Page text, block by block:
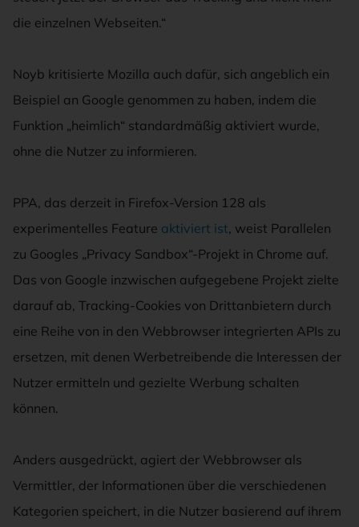
die einzelnen Webseiten.“
Noyb kritisierte Mozilla auch dafür, sich angeblich ein
Beispiel an Google genommen zu haben, indem die
Funktion „heimlich“ standardmäßig aktiviert wurde,
ohne die Nutzer zu informieren.
PPA, das derzeit in Firefox-Version 128 als
experimentelles Feature aktiviert ist, weist Parallelen
zu Googles „Privacy Sandbox“-Projekt in Chrome auf.
Das von Google inzwischen aufgegebene Projekt zielte
darauf ab, Tracking-Cookies von Drittanbietern durch
eine Reihe von in den Webbrowser integrierten APIs zu
ersetzen, mit denen Werbetreibende die Interessen der
Nutzer ermitteln und gezielte Werbung schalten
können.
Anders ausgedrückt, agiert der Webbrowser als
Vermittler, der Informationen über die verschiedenen
Kategorien speichert, in die Nutzer basierend auf ihrem